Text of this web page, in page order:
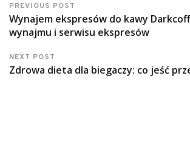
PREVIOUS POST
Wynajem ekspresów do kawy
wynajmu i serwisu ekspresów
NEXT POST
Zdrowa dieta dla biegaczy: co jeść